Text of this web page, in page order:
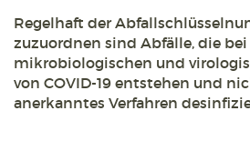
Regelhaft der
zuzuordnen sind Abfälle, die bei
mikrobiologischen und
von COVID-19 entstehen und
anerkanntes Verfahren